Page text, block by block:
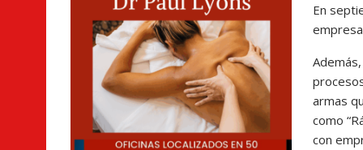
En
Además,
armas
como
con